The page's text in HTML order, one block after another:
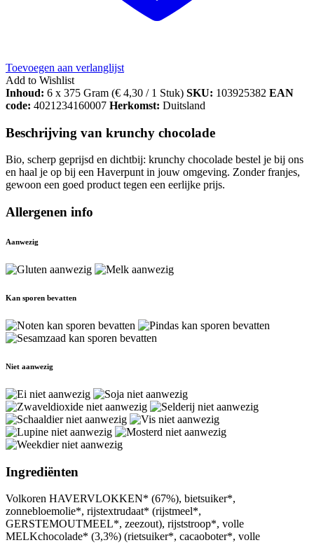
Toevoegen aan verlanglijst
Add to Wishlist
Inhoud: 6 x 375 Gram (€ 4,30 / 1 Stuk) SKU: 103925382 EAN
code: 4021234160007 Herkomst: Duitsland
Beschrijving van krunchy chocolade
Bio, scherp geprijsd en dichtbij: krunchy chocolade bestel je bij ons
en haal je op bij een Haverpunt in jouw omgeving. Zonder franjes,
gewoon een goed product tegen een eerlijke prijs.
Allergenen info
Aanwezig
Kan sporen bevatten
Niet aanwezig
Ingrediënten
Volkoren HAVERVLOKKEN* (67%), bietsuiker*,
zonnebloemolie*, rijstextrudaat* (rijstmeel*,
GERSTEMOUTMEEL*, zeezout), rijststroop*, volle
MELKchocolade* (3,3%) (rietsuiker*, cacaoboter*, volle